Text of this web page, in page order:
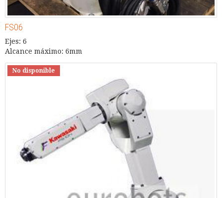
FS06
Ejes: 6
Alcance máximo: 6mm
No disponible